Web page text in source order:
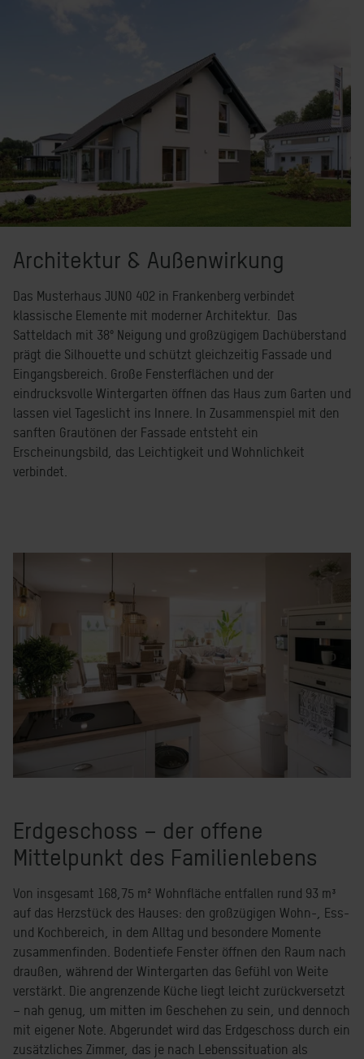
Architektur & Außenwirkung
Das Musterhaus JUNO 402 in Frankenberg verbindet
klassische Elemente mit moderner Architektur. Das
Satteldach mit 38° Neigung und großzügigem Dachüberstand
prägt die Silhouette und schützt gleichzeitig Fassade und
Eingangsbereich. Große Fensterflächen und der
eindrucksvolle Wintergarten öffnen das Haus zum Garten und
lassen viel Tageslicht ins Innere. In Zusammenspiel mit den
sanften Grautönen der Fassade entsteht ein
Erscheinungsbild, das Leichtigkeit und Wohnlichkeit
verbindet.
Erdgeschoss – der offene
Mittelpunkt des Familienlebens
Von insgesamt 168,75 m² Wohnfläche entfallen rund 93 m³
auf das Herzstück des Hauses: den großzügigen Wohn-, Ess-
und Kochbereich, in dem Alltag und besondere Momente
zusammenfinden. Bodentiefe Fenster öffnen den Raum nach
draußen, während der Wintergarten das Gefühl von Weite
verstärkt. Die angrenzende Küche liegt leicht zurückversetzt
– nah genug, um mitten im Geschehen zu sein, und dennoch
mit eigener Note. Abgerundet wird das Erdgeschoss durch ein
zusätzliches Zimmer, das je nach Lebenssituation als